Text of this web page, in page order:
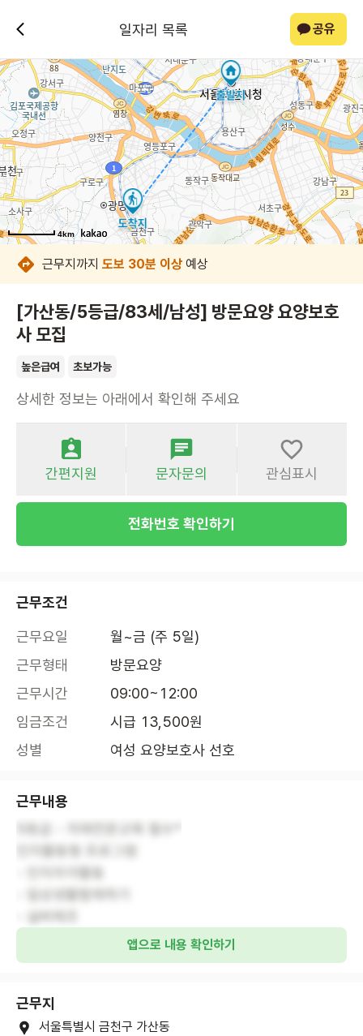
일자리 목록 공유
4km
4km
4km
4km
4km
4km
4km
4km
근무지까지 도보 30분 이상 예상
[가산동/5등급/83세/남성] 방문요양 요양보호
사 모집
높은급여 초보가능
상세한 정보는 아래에서 확인해 주세요
간편지원 문자문의 관심표시
전화번호 확인하기
근무조건
근무요일
월~금 (주 5일)
근무형태
방문요양
근무시간
09:00~12:00
임금조건
시급 13,500원
성별
여성 요양보호사 선호
근무내용
- 실버체조
앱으로 내용 확인하기
근무지
서울특별시 금천구 가산동